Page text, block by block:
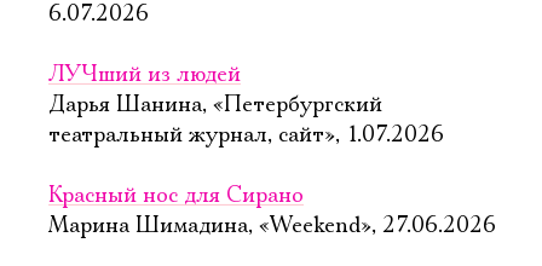
6.07.2026
ЛУЧший из людей
Дарья Шанина, «Петербургский
театральный журнал, сайт», 1.07.2026
Красный нос для Сирано
Марина Шимадина, «Weekend», 27.06.2026